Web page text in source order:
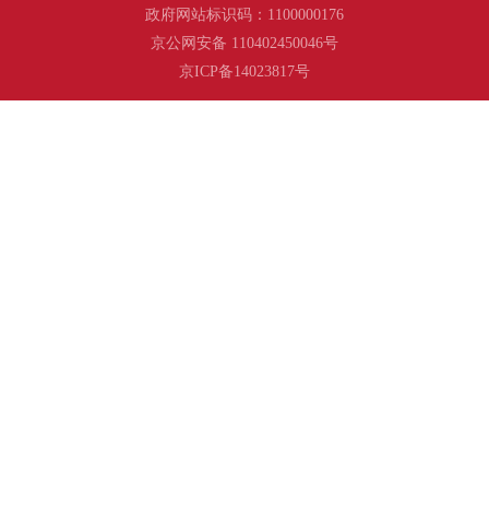
政府网站标识码：1100000176
京公网安备 110402450046号
京ICP备14023817号